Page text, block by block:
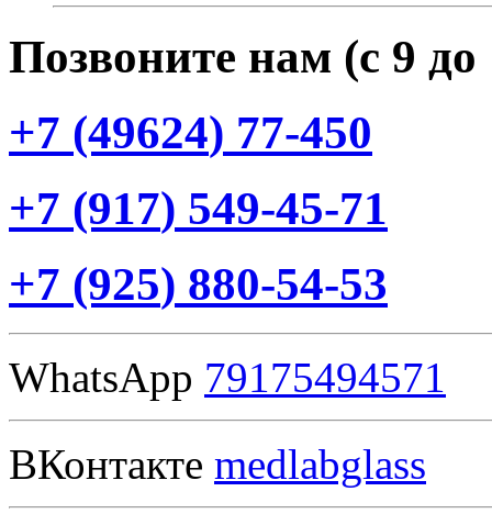
Позвоните нам (с 9
+7 (49624) 77-450
+7 (917) 549-45-71
+7 (925) 880-54-53
WhatsApp 79175494571
ВКонтакте medlabglass